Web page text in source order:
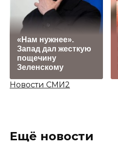
«Нам нужнее».
Запад дал жесткую
пощечину
Зеленскому
Новости СМИ2
Ещё новости